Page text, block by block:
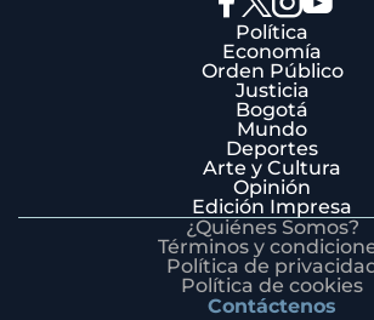
Política
Economía
Orden Público
Justicia
Bogotá
Mundo
Deportes
Arte y Cultura
Opinión
Edición Impresa
¿Quiénes Somos?
Términos y
Política de privacidad
Política de cookies
Contáctenos